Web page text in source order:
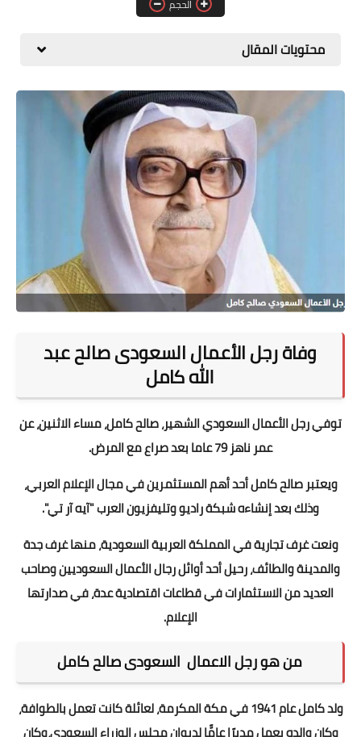
المطبخ
اقتصاد
سيارات
علوم وتكنولوجيا
تعليم
وظائف خالية
عروض
الحجم
محتويات المقال
وفاة رجل الأعمال السعودى صالح عبد
الله كامل
توفي رجل الأعمال السعودي الشهير، صالح كامل، مساء الاثنين، عن
عمر ناهز 79 عاما بعد صراع مع المرض.
ويعتبر صالح كامل أحد أهم المستثمرين في مجال الإعلام العربي،
وذلك بعد إنشاءه شبكة راديو وتليفزيون العرب "آيه آر تي".
ونعت غرف تجارية في المملكة العربية السعودية، منها غرف جدة
والمدينة والطائف، رحيل أحد أوائل رجال الأعمال السعوديين وصاحب
العديد من الاستثمارات في قطاعات اقتصادية عدة، في صدارتها
الإعلام.
من هو رجل الاعمال السعودى صالح كامل
ولد كامل عام 1941 في مكة المكرمة، لعائلة كانت تعمل بالطوافة،